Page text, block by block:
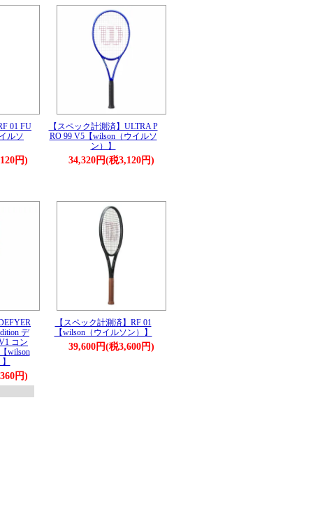
01 FU
ルソ
円)
【スペック計測済】ULTRA P
RO 99 V5【wilson（ウイルソ
ン）】
34,320円(税3,120円)
デ
コン
wilson
円)
【スペック計測済】RF 01
【wilson（ウイルソン）】
39,600円(税3,600円)